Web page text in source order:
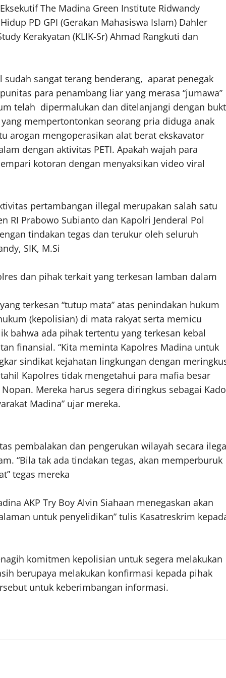
The Madina Green Institute Ridwandy
PD GPI (Gerakan Mahasiswa Islam) Dahler
Kerakyatan (KLIK-Sr) Ahmad Rangkuti dan
sangat terang benderang, aparat penegak
para penambang liar yang merasa “jumawa”
telah dipermalukan dan ditelanjangi dengan
mempertontonkan seorang pria diduga anak
arogan mengoperasikan alat berat ekskavator
dengan aktivitas PETI. Apakah wajah para
kotoran dengan menyaksikan video viral
pertambangan illegal merupakan salah satu
RI Prabowo Subianto dan Kapolri Jenderal Pol
tindakan tegas dan terukur oleh seluruh
SIK, M.Si
dan pihak terkait yang terkesan lamban dalam
terkesan “tutup mata” atas penindakan hukum
(kepolisian) di mata rakyat serta memicu
bahwa ada pihak tertentu yang terkesan kebal
finansial. “Kita meminta Kapolres Madina untuk
sindikat kejahatan lingkungan dengan
Kapolres tidak mengetahui para mafia besar
Mereka harus segera diringkus sebagai Kado
Madina” ujar mereka.
pembalakan dan pengerukan wilayah secara
“Bila tak ada tindakan tegas, akan memperburuk
tegas mereka
AKP Try Boy Alvin Siahaan menegaskan akan
untuk penyelidikan” tulis Kasatreskrim
komitmen kepolisian untuk segera melakukan
berupaya melakukan konfirmasi kepada pihak
untuk keberimbangan informasi.